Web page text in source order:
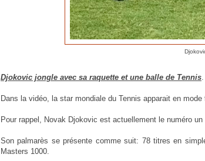
Djokovic jongle avec sa raquette et une balle de Tennis
Dans la vidéo, la star mondiale du Tennis apparait en
Pour rappel, Novak Djokovic est actuellement le numéro
Son palmarès se présente comme suit: 78 titres en
Masters 1000.